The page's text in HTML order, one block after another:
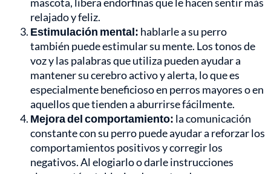
relajado y feliz.
Estimulación mental: hablarle a su perro
también puede estimular su mente. Los tonos de
voz y las palabras que utiliza pueden ayudar a
mantener su cerebro activo y alerta, lo que es
especialmente beneficioso en perros mayores o en
aquellos que tienden a aburrirse fácilmente.
Mejora del comportamiento: la comunicación
constante con su perro puede ayudar a reforzar los
comportamientos positivos y corregir los
negativos. Al elogiarlo o darle instrucciones